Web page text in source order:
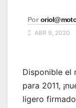
Por
ABR 9, 2020
Disponible el
para 2011,
ligero firmado